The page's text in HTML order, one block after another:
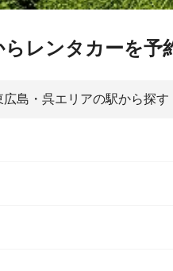
らレンタカーを予
広島・呉エリアの駅から探す